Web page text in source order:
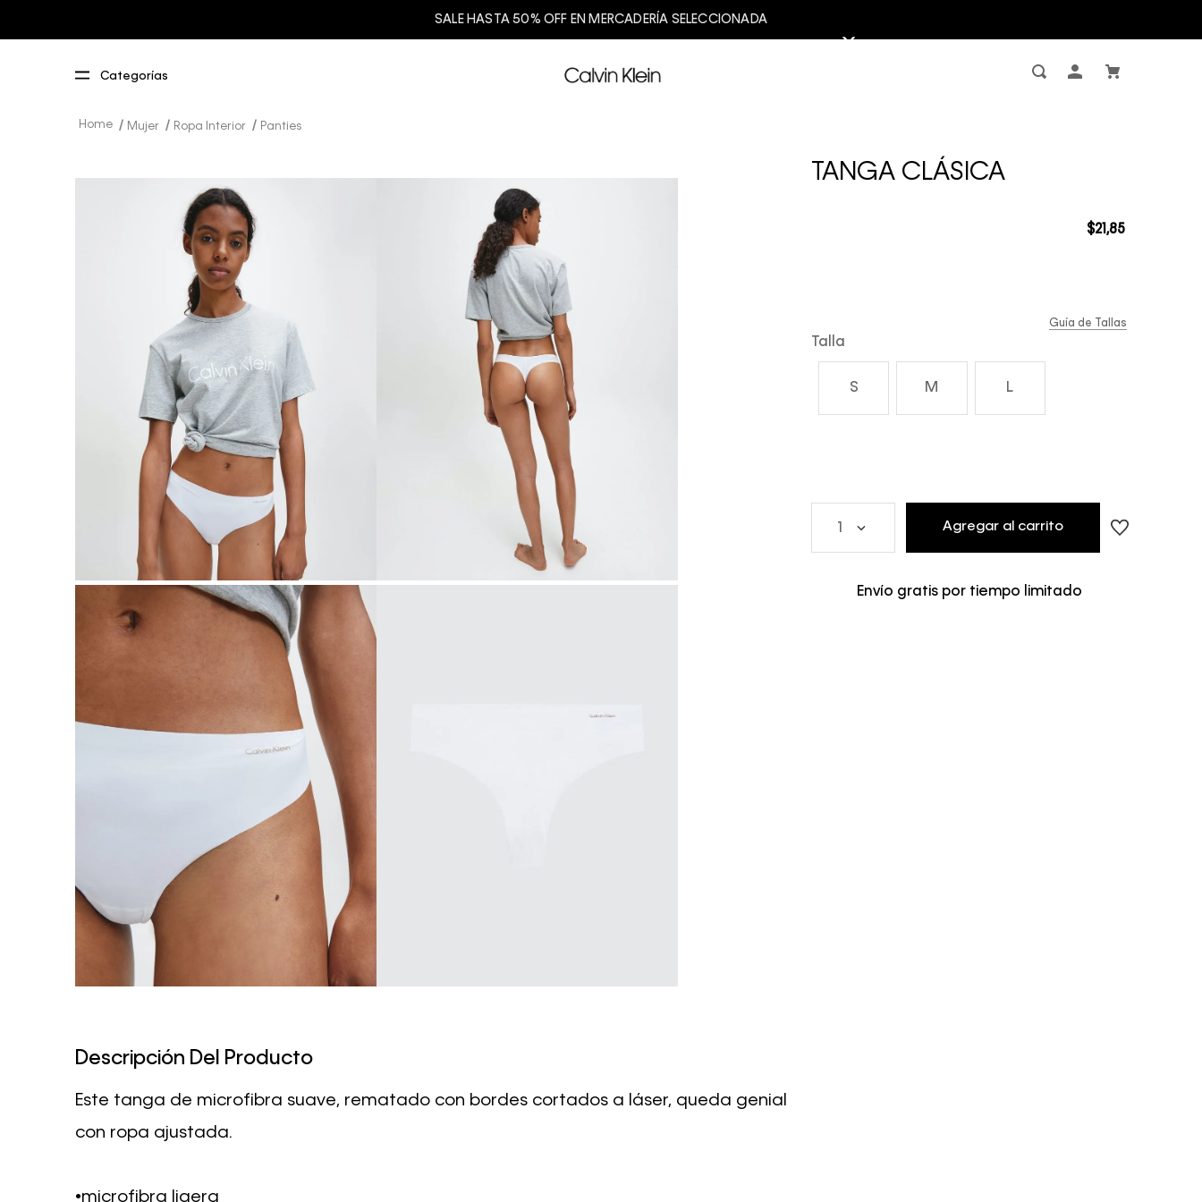
SALE HASTA 50% OFF EN MERCADERÍA SELECCIONADA
Mujer Ropa Interior Panties
TANGA CLÁSICA
$21 ,85
Talla
S M L
Guía de Tallas
Agregar al carrito
Envío gratis por tiempo limitado
Descripción Del Producto
Este tanga de microfibra suave, rematado con bordes cortados a láser, queda genial
con ropa ajustada.
•microfibra ligera